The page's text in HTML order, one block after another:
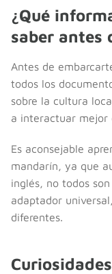
¿Qué
saber antes
Antes de
todos los
sobre la cultura
a interactuar mejor
Es aconsejable
mandarín, ya que
inglés, no todos
adaptador
diferentes.